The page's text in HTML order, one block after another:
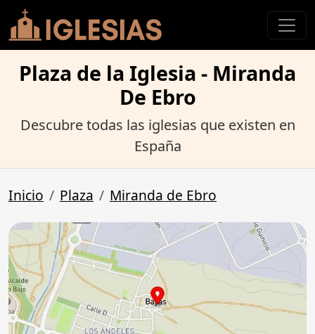
Plaza de la Iglesia - Miranda
De Ebro
Descubre todas las iglesias que existen en
España
Inicio Plaza Miranda de Ebro